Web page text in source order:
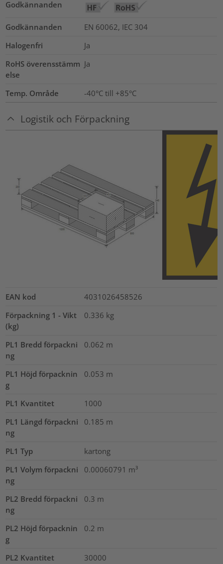
Godkännanden
Godkännanden
EN 60062, IEC 304
Halogenfri
Ja
RoHS överensstämm
else
Ja
Temp. Område -40°C till +85°C
Logistik och Förpackning
EAN kod
4031026458526
Förpackning 1 - Vikt
(kg)
0.336 kg
PL1 Bredd förpackni
ng
0.062 m
PL1 Höjd förpacknin
g
0.053 m
PL1 Kvantitet
1000
PL1 Längd förpackni
ng
0.185 m
PL1 Typ
kartong
PL1 Volym förpackni
ng
0.00060791 m³
PL2 Bredd förpackni
ng
0.3 m
PL2 Höjd förpacknin
g
0.2 m
PL2 Kvantitet 30000